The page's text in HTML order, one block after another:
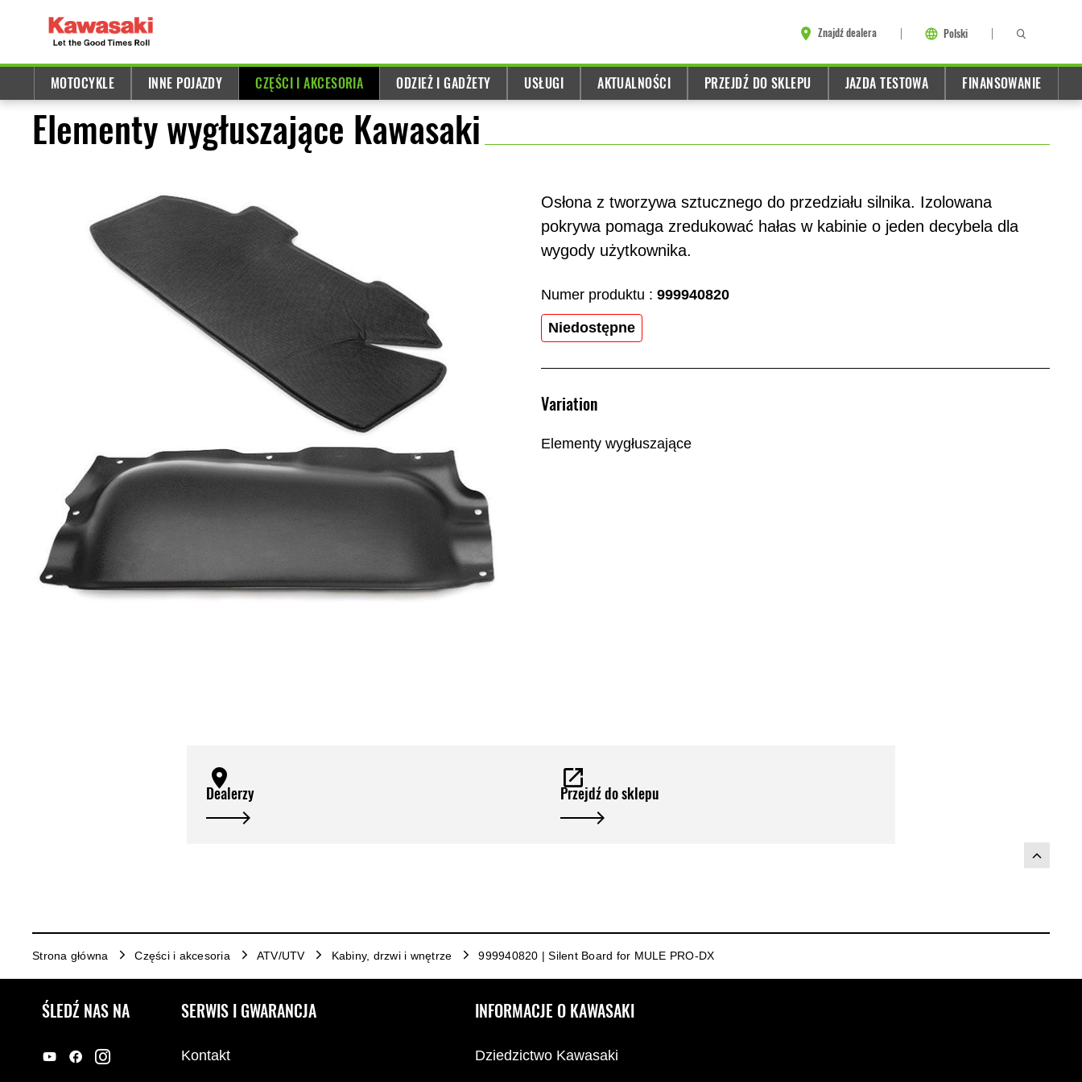
Znajdź dealera Polski
MOTOCYKLE INNE POJAZDY CZĘŚCI I AKCESORIA ODZIEŻ I GADŻETY USŁUGI AKTUALNOŚCI PRZEJDŹ DO SKLEPU JAZDA TESTOWA FINANSOWANIE
Elementy wygłuszające Kawasaki
Osłona z tworzywa sztucznego do przedziału silnika. Izolowana
pokrywa pomaga zredukować hałas w kabinie o jeden decybela dla
wygody użytkownika.
Numer produktu : 999940820
Niedostępne
Variation
Elementy wygłuszające
Dealerzy Przejdź do sklepu
Strona główna Części i akcesoria ATV/UTV Kabiny, drzwi i wnętrze 999940820 | Silent Board for MULE PRO-DX
ŚLEDŹ NAS NA SERWIS I GWARANCJA
Kontakt
INFORMACJE O KAWASAKI
Dziedzictwo Kawasaki